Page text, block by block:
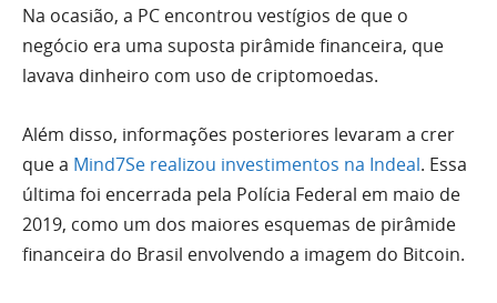
Na ocasião, a PC encontrou vestígios de que o
negócio era uma suposta pirâmide financeira, que
lavava dinheiro com uso de criptomoedas.
Além disso, informações posteriores levaram a crer
que a Mind7Se realizou investimentos na Indeal. Essa
última foi encerrada pela Polícia Federal em maio de
2019, como um dos maiores esquemas de pirâmide
financeira do Brasil envolvendo a imagem do Bitcoin.